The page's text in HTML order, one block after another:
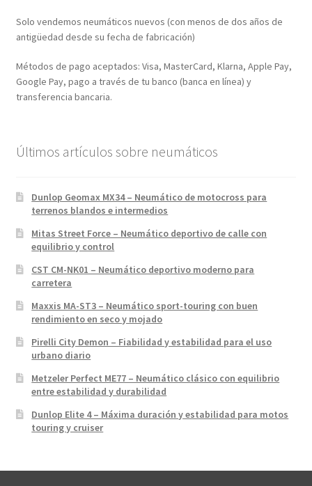
Solo vendemos neumáticos nuevos (con menos de dos años de
antigüedad desde su fecha de fabricación)
Métodos de pago aceptados: Visa, MasterCard, Klarna, Apple Pay,
Google Pay, pago a través de tu banco (banca en línea) y
transferencia bancaria.
Últimos artículos sobre neumáticos
Dunlop Geomax MX34 – Neumático de motocross para
terrenos blandos e intermedios
Mitas Street Force – Neumático deportivo de calle con
equilibrio y control
CST CM-NK01 – Neumático deportivo moderno para
carretera
Maxxis MA-ST3 – Neumático sport-touring con buen
rendimiento en seco y mojado
Pirelli City Demon – Fiabilidad y estabilidad para el uso
urbano diario
Metzeler Perfect ME77 – Neumático clásico con equilibrio
entre estabilidad y durabilidad
Dunlop Elite 4 – Máxima duración y estabilidad para motos
touring y cruiser